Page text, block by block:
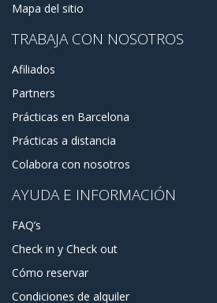
Mapa del sitio
TRABAJA CON NOSOTROS
Afiliados
Partners
Prácticas en Barcelona
Prácticas a distancia
Colabora con nosotros
AYUDA E INFORMACIÓN
FAQ’s
Check in y Check out
Cómo reservar
Condiciones de alquiler